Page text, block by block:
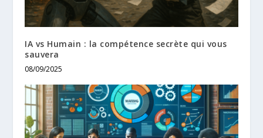
IA vs Humain : la compétence secrète qui vous
sauvera
08/09/2025